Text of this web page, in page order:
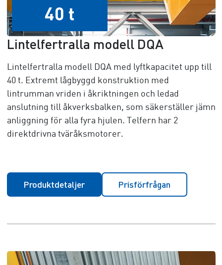
40 t
Lintelfertralla modell DQA
Lintelfertralla modell DQA med lyftkapacitet upp till
40 t. Extremt lågbyggd konstruktion med
lintrumman vriden i åkriktningen och ledad
anslutning till åkverksbalken, som säkerställer jämn
anliggning för alla fyra hjulen. Telfern har 2
direktdrivna tväråksmotorer.
Produktdetaljer Prisförfrågan